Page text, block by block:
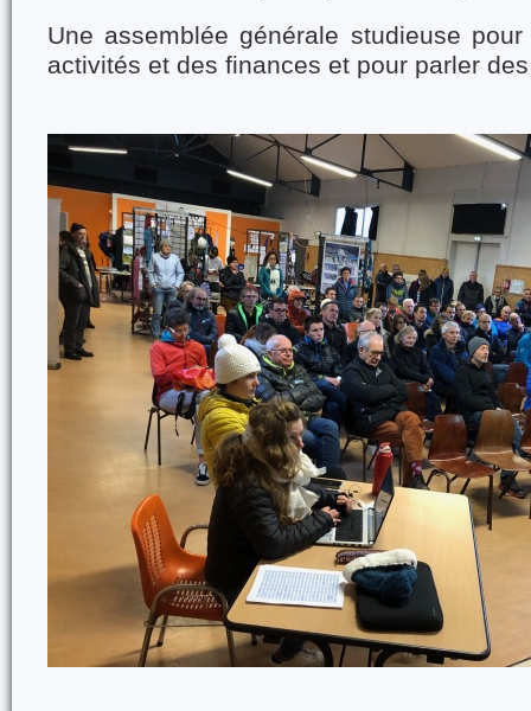
Une assemblée générale studieuse
activités et des finances et pour parler